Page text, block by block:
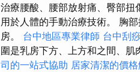
治療腰酸、腰部放射痛、臀部
用於人體的手動治療技術。 胸
房。 台中地區專業律師 台中刮
圍是乳房下方、上方和之間、肌
司的一站式協助 居家清潔的價